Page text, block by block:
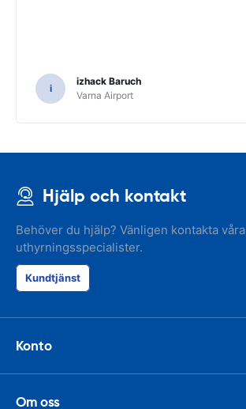
i
izhack Baruch
Varna Airport
Hjälp och kontakt
Behöver du hjälp? Vänligen kontakta våra
uthyrningsspecialister.
Kundtjänst
Konto
Om oss